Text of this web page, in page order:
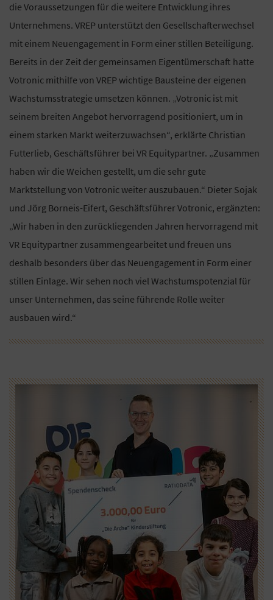
die Voraussetzungen für die weitere Entwicklung ihres
Unternehmens. VREP unterstützt den Gesellschafterwechsel
mit einem Neuengagement in Form einer stillen Beteiligung.
Bereits in der Zeit der gemeinsamen Eigentümerschaft hatte
Votronic mithilfe von VREP wichtige Bausteine der eigenen
Wachstumsstrategie umsetzen können. „Votronic ist mit
seinem breiten Angebot hervorragend positioniert, um in
einem starken Markt weiterzuwachsen“, erklärte Christian
Futterlieb, Geschäftsführer bei VR Equitypartner. „Zusammen
haben wir die Weichen gestellt, um die sehr gute
Marktstellung von Votronic weiter auszubauen.“ Dieter Sojak
und Jörg Borneis-Eifert, Geschäftsführer Votronic, ergänzten:
„Wir haben in den zurückliegenden Jahren hervorragend mit
VR Equitypartner zusammengearbeitet und freuen uns
deshalb besonders über das Neuengagement in Form einer
stillen Einlage. Wir sehen noch viel Wachstumspotenzial für
unser Unternehmen, das seine führende Rolle weiter
ausbauen wird.“